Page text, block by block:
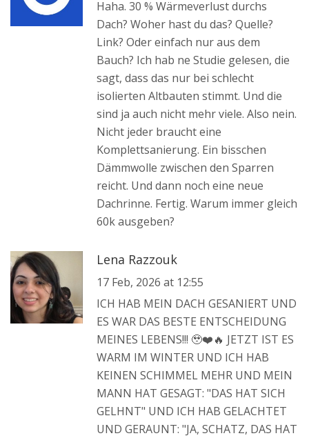
Haha. 30 % Wärmeverlust durchs
Dach? Woher hast du das? Quelle?
Link? Oder einfach nur aus dem
Bauch? Ich hab ne Studie gelesen, die
sagt, dass das nur bei schlecht
isolierten Altbauten stimmt. Und die
sind ja auch nicht mehr viele. Also nein.
Nicht jeder braucht eine
Komplettsanierung. Ein bisschen
Dämmwolle zwischen den Sparren
reicht. Und dann noch eine neue
Dachrinne. Fertig. Warum immer gleich
60k ausgeben?
Lena Razzouk
17 Feb, 2026 at 12:55
ICH HAB MEIN DACH GESANIERT UND
ES WAR DAS BESTE ENTSCHEIDUNG
MEINES LEBENS!!! 🥹❤️🔥 JETZT IST ES
WARM IM WINTER UND ICH HAB
KEINEN SCHIMMEL MEHR UND MEIN
MANN HAT GESAGT: "DAS HAT SICH
GELHNT" UND ICH HAB GELACHTET
UND GERAUNT: "JA, SCHATZ, DAS HAT